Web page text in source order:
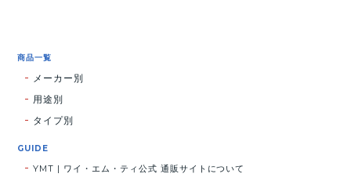
商品一覧
メーカー別
用途別
タイプ別
GUIDE
YMT | ワイ・エム・ティ公式 通販サイトについて